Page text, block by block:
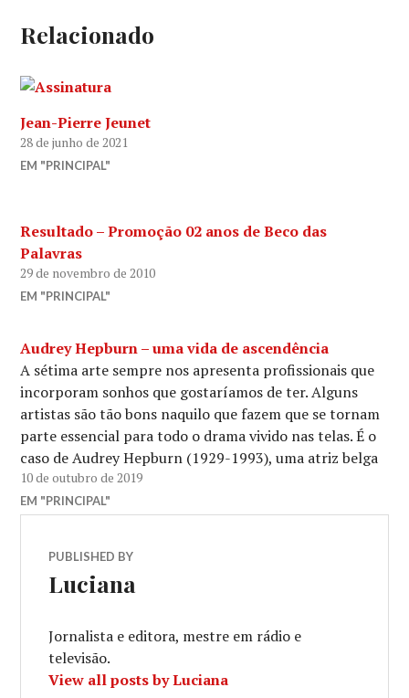
Relacionado
Jean-Pierre Jeunet
28 de junho de 2021
EM "PRINCIPAL"
Resultado – Promoção 02 anos de Beco das
Palavras
29 de novembro de 2010
EM "PRINCIPAL"
Audrey Hepburn – uma vida de ascendência
A sétima arte sempre nos apresenta profissionais que
incorporam sonhos que gostaríamos de ter. Alguns
artistas são tão bons naquilo que fazem que se tornam
parte essencial para todo o drama vivido nas telas. É o
caso de Audrey Hepburn (1929-1993), uma atriz belga
que teve sua vida marcada por…
10 de outubro de 2019
EM "PRINCIPAL"
PUBLISHED BY
Luciana
Jornalista e editora, mestre em rádio e
televisão.
View all posts by Luciana